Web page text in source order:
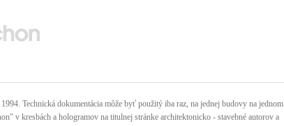
Technická dokumentácia môže byť použitý iba raz, na jednej budovy na jednom
v kresbách a hologramov na titulnej stránke architektonicko - stavebné autorov a